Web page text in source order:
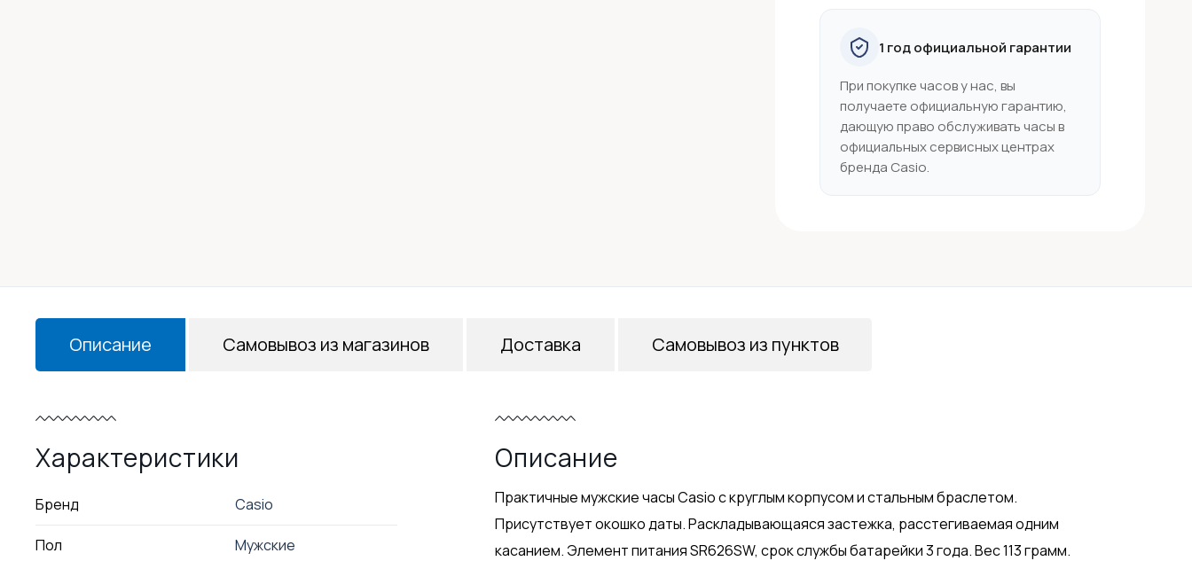
1 год официальной гарантии
При покупке часов у нас, вы
получаете официальную гарантию,
дающую право обслуживать часы в
официальных сервисных центрах
бренда Casio.
Описание
Характеристики
Бренд Casio
Пол Мужские
Описание
Практичные мужские часы Casio с круглым корпусом и стальным браслетом.
Присутствует окошко даты. Раскладывающаяся застежка, расстегиваемая одним
касанием. Элемент питания SR626SW, срок службы батарейки 3 года. Вес 113 грамм.
Самовывоз из магазинов Доставка Самовывоз из пунктов